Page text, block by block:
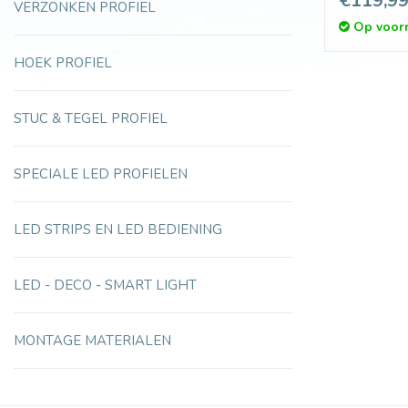
VERZONKEN PROFIEL
HOEK PROFIEL
STUC & TEGEL PROFIEL
SPECIALE LED PROFIELEN
LED STRIPS EN LED BEDIENING
LED - DECO - SMART LIGHT
MONTAGE MATERIALEN
Op